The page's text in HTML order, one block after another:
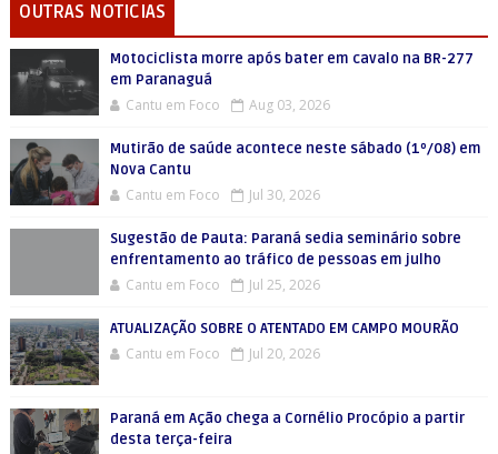
OUTRAS NOTICIAS
Motociclista morre após bater em cavalo na BR-277
em Paranaguá
Cantu em Foco Aug 03, 2026
Mutirão de saúde acontece neste sábado (1º/08) em
Nova Cantu
Cantu em Foco Jul 30, 2026
Sugestão de Pauta: Paraná sedia seminário sobre
enfrentamento ao tráfico de pessoas em julho
Cantu em Foco Jul 25, 2026
ATUALIZAÇÃO SOBRE O ATENTADO EM CAMPO MOURÃO
Cantu em Foco Jul 20, 2026
Paraná em Ação chega a Cornélio Procópio a partir
desta terça-feira